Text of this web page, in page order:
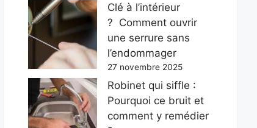
Clé à l’intérieur
? Comment ouvrir
une serrure sans
l’endommager
27 novembre 2025
Robinet qui siffle :
Pourquoi ce bruit et
comment y remédier